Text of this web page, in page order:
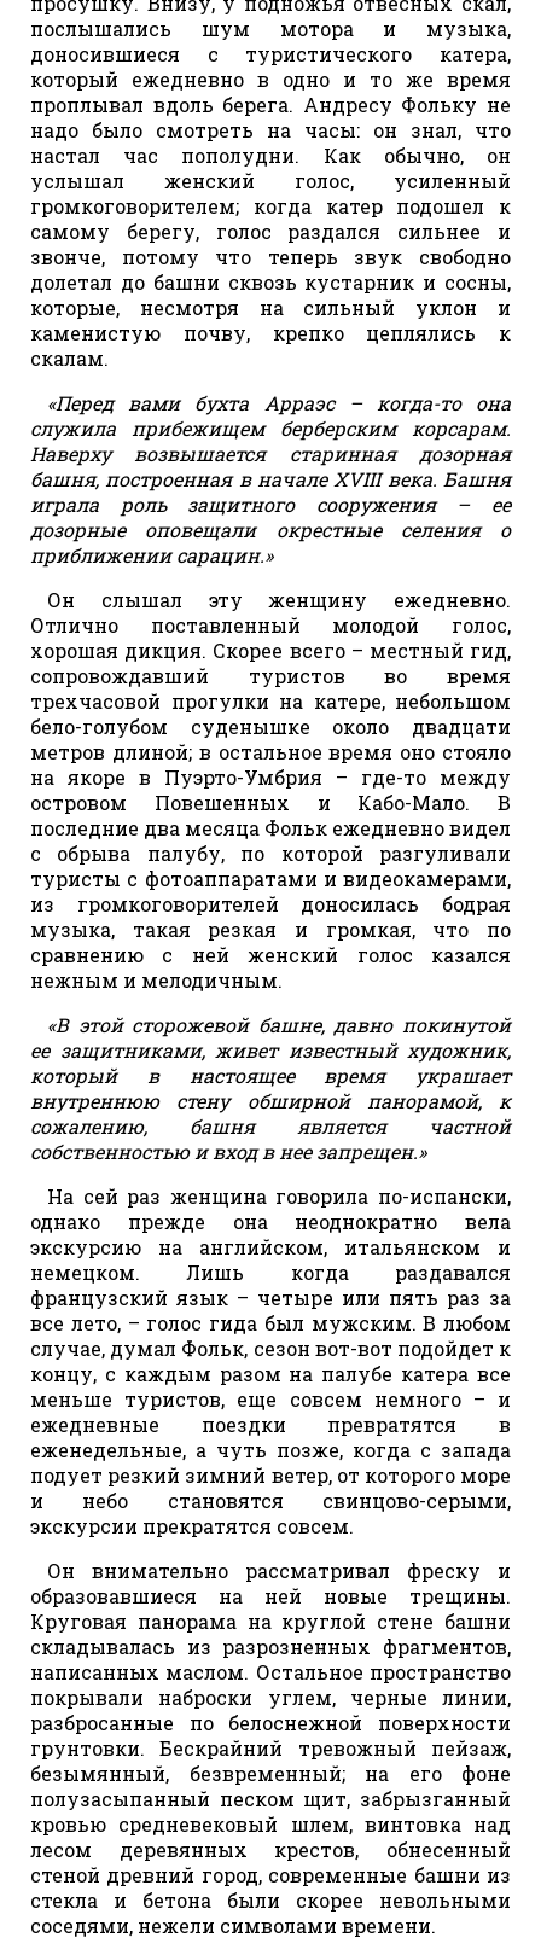
послышались шум мотора и музыка,
доносившиеся с туристического катера,
который ежедневно в одно и то же время
проплывал вдоль берега. Андресу Фольку не
надо было смотреть на часы: он знал, что
настал час пополудни. Как обычно, он
услышал женский голос, усиленный
громкоговорителем; когда катер подошел к
самому берегу, голос раздался сильнее и
звонче, потому что теперь звук свободно
долетал до башни сквозь кустарник и сосны,
которые, несмотря на сильный уклон и
каменистую почву, крепко цеплялись к
скалам.
«Перед вами бухта Арраэс – когда-то она
служила прибежищем берберским корсарам.
Наверху возвышается старинная дозорная
башня, построенная в начале XVIII века. Башня
играла роль защитного сооружения – ее
дозорные оповещали окрестные селения о
приближении сарацин.»
Он слышал эту женщину ежедневно.
Отлично поставленный молодой голос,
хорошая дикция. Скорее всего – местный гид,
сопровождавший туристов во время
трехчасовой прогулки на катере, небольшом
бело-голубом суденышке около двадцати
метров длиной; в остальное время оно стояло
на якоре в Пуэрто-Умбрия – где-то между
островом Повешенных и Кабо-Мало. В
последние два месяца Фольк ежедневно видел
с обрыва палубу, по которой разгуливали
туристы с фотоаппаратами и видеокамерами,
из громкоговорителей доносилась бодрая
музыка, такая резкая и громкая, что по
сравнению с ней женский голос казался
нежным и мелодичным.
«В этой сторожевой башне, давно покинутой
ее защитниками, живет известный художник,
который в настоящее время украшает
внутреннюю стену обширной панорамой, к
сожалению, башня является частной
собственностью и вход в нее запрещен.»
На сей раз женщина говорила по-испански,
однако прежде она неоднократно вела
экскурсию на английском, итальянском и
немецком. Лишь когда раздавался
французский язык – четыре или пять раз за
все лето, – голос гида был мужским. В любом
случае, думал Фольк, сезон вот-вот подойдет к
концу, с каждым разом на палубе катера все
меньше туристов, еще совсем немного – и
ежедневные поездки превратятся в
еженедельные, а чуть позже, когда с запада
подует резкий зимний ветер, от которого море
и небо становятся свинцово-серыми,
экскурсии прекратятся совсем.
Он внимательно рассматривал фреску и
образовавшиеся на ней новые трещины.
Круговая панорама на круглой стене башни
складывалась из разрозненных фрагментов,
написанных маслом. Остальное пространство
покрывали наброски углем, черные линии,
разбросанные по белоснежной поверхности
грунтовки. Бескрайний тревожный пейзаж,
безымянный, безвременный; на его фоне
полузасыпанный песком щит, забрызганный
кровью средневековый шлем, винтовка над
лесом деревянных крестов, обнесенный
стеной древний город, современные башни из
стекла и бетона были скорее невольными
соседями, нежели символами времени.